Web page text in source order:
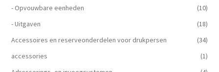
- Opvouwbare eenheden
(10)
- Uitgaven
(18)
Accessoires en reserveonderdelen voor drukpersen
(34)
accessories
(1)